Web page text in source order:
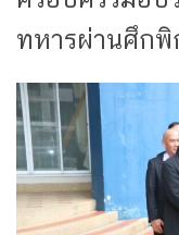
ทหารผ่านศึกพิ